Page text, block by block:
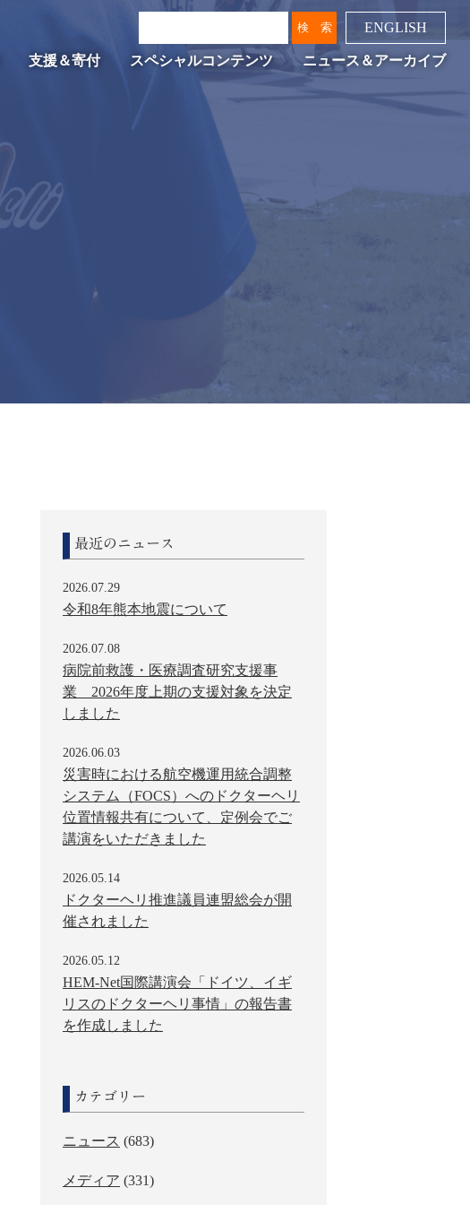
ENGLISH
支援＆寄付 スペシャルコンテンツ ニュース＆アーカイブ
最近のニュース
2026.07.29
令和8年熊本地震について
2026.07.08
病院前救護・医療調査研究支援事
業 2026年度上期の支援対象を決定
しました
2026.06.03
災害時における航空機運用統合調整
システム（FOCS）へのドクターヘリ
位置情報共有について、定例会でご
講演をいただきました
2026.05.14
ドクターヘリ推進議員連盟総会が開
催されました
2026.05.12
HEM-Net国際講演会「ドイツ、イギ
リスのドクターヘリ事情」の報告書
を作成しました
カテゴリー
ニュース (683)
メディア (331)